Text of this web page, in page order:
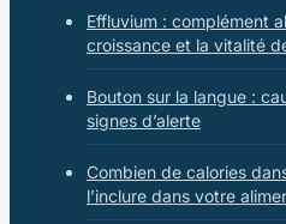
Effluvium : complément
croissance et la vitalité
Bouton sur la langue :
signes d’alerte
Combien de calories
l’inclure dans votre